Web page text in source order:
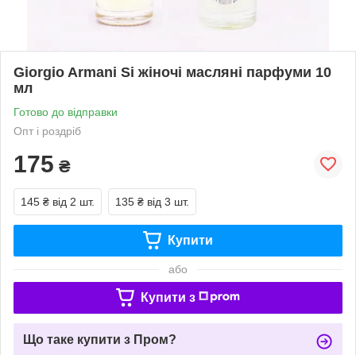
Giorgio Armani Si жіночі масляні парфуми 10
мл
Готово до відправки
Опт і роздріб
175 ₴
145 ₴ від 2 шт. 135 ₴ від 3 шт.
Купити
або
Купити з
Що таке купити з Пром?